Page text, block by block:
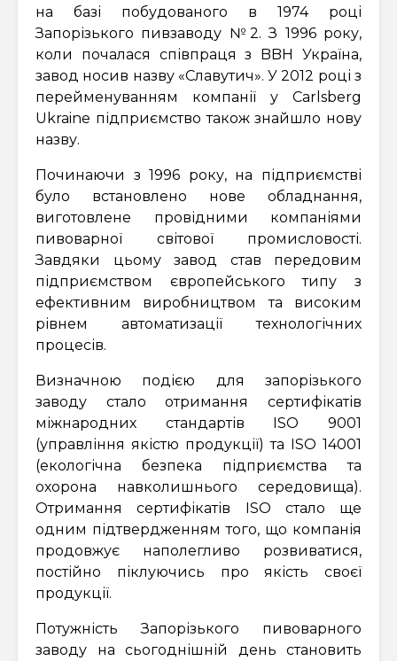
на базі побудованого в 1974 році
Запорізького пивзаводу №2. З 1996 року,
коли почалася співпраця з BBH Україна,
завод носив назву «Славутич». У 2012 році з
перейменуванням компанії у Carlsberg
Ukraine підприємство також знайшло нову
назву.
Починаючи з 1996 року, на підприємстві
було встановлено нове обладнання,
виготовлене провідними компаніями
пивоварної світової промисловості.
Завдяки цьому завод став передовим
підприємством європейського типу з
ефективним виробництвом та високим
рівнем автоматизації технологічних
процесів.
Визначною подією для запорізького
заводу стало отримання сертифікатів
міжнародних стандартів ISO 9001
(управління якістю продукції) та ISO 14001
(екологічна безпека підприємства та
охорона навколишнього середовища).
Отримання сертифікатів ISO стало ще
одним підтвердженням того, що компанія
продовжує наполегливо розвиватися,
постійно піклуючись про якість своєї
продукції.
Потужність Запорізького пивоварного
заводу на сьогоднішній день становить